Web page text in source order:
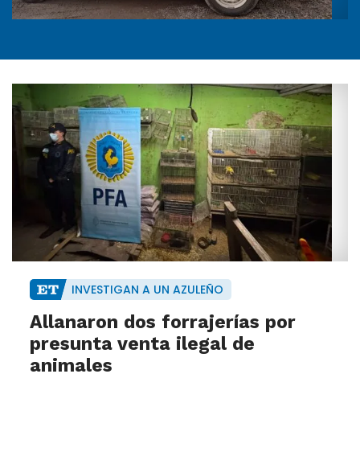
INVESTIGAN A UN AZULEÑO
Allanaron dos forrajerías por
presunta venta ilegal de
animales